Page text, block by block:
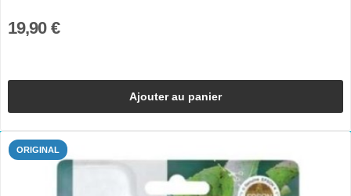
19,90 €
Ajouter au panier
ORIGINAL